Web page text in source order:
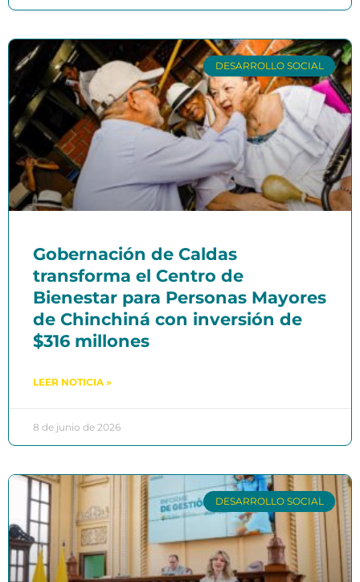
DESARROLLO SOCIAL
Gobernación de Caldas
transforma el Centro de
Bienestar para Personas Mayores
de Chinchiná con inversión de
$316 millones
LEER NOTICIA »
8 de junio de 2026
DESARROLLO SOCIAL